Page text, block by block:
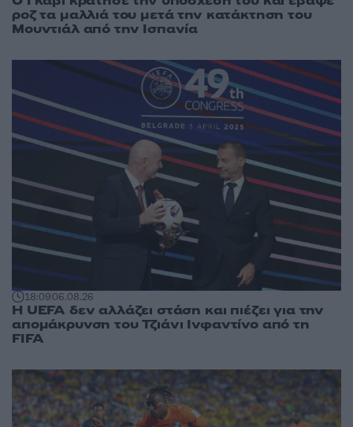
ροζ τα μαλλιά του μετά την κατάκτηση του
Μουντιάλ από την Ισπανία
18:0906.08.26
Η UEFA δεν αλλάζει στάση και πιέζει για την
απομάκρυνση του Τζιάνι Ινφαντίνο από τη
FIFA